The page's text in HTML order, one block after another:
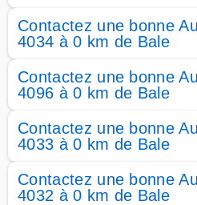
Contactez une bonne
4034 à 0 km de Bale
Contactez une bonne
4096 à 0 km de Bale
Contactez une bonne
4033 à 0 km de Bale
Contactez une bonne
4032 à 0 km de Bale